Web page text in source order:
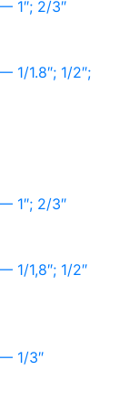
1″; 2/3″
1.8″; 1/2″;
1″; 2/3″
1/1,8″; 1/2″
1/3″